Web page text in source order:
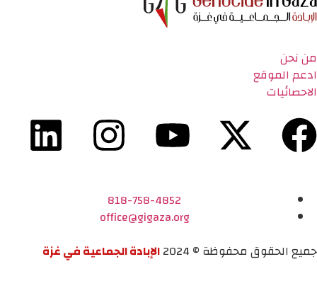
من نحن
ادعم الموقع
الاحصائيات
818-758-4852
office@gigaza.org
جميع الحقوق محفوظة © 2024
الإبادة الجماعية في غزة